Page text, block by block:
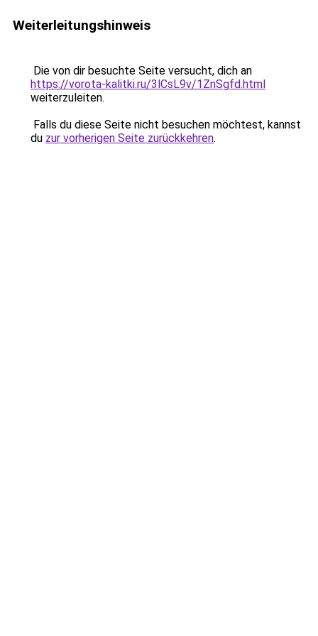
Weiterleitungshinweis
Die von dir besuchte Seite versucht, dich an
https://vorota-kalitki.ru/3lCsL9v/1ZnSgfd.html
weiterzuleiten.
Falls du diese Seite nicht besuchen möchtest, kannst
du zur vorherigen Seite zurückkehren.